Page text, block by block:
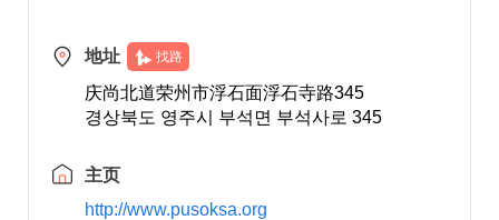
地址 找路
庆尚北道荣州市浮石面浮石寺路345
경상북도 영주시 부석면 부석사로 345
主页
http://www.pusoksa.org